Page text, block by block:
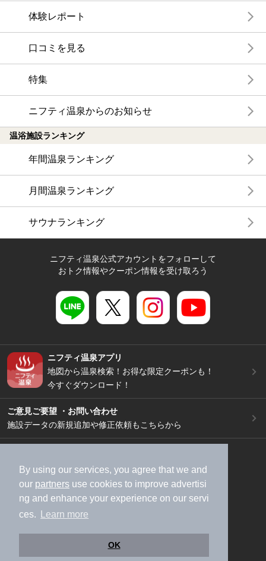
By using our services, you agree that we and
our partners use cookies to improve advertisi
ng and enhance your experience on our servi
ces.
Learn more
OK
体験レポート
口コミを見る
特集
ニフティ温泉からのお知らせ
温浴施設ランキング
年間温泉ランキング
月間温泉ランキング
サウナランキング
ニフティ温泉公式アカウントをフォローして
おトク情報やクーポン情報を受け取ろう
ニフティ温泉アプリ
地図から温泉検索！お得な限定クーポンも！
今すぐダウンロード！
ご意見ご要望 ・お問い合わせ
施設データの新規追加や修正依頼もこちらから
加盟店募集（資料請求）
広告出稿のご案内
利用規約
ライフスタイルMEMBERS+規約
特定商取引法に基づく表記
ヘルプ
採用情報
運営会社